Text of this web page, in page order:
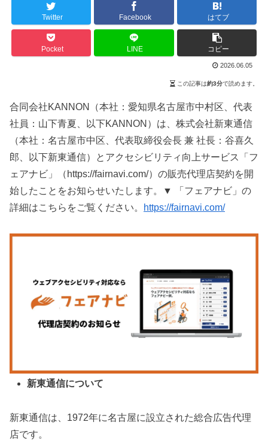
Twitter Facebook はてブ
Pocket LINE コピー
2026.06.05
この記事は約3分で読めます。
合同会社KANNON（本社：愛知県名古屋市中村区、代表
社員：山下青夏、以下KANNON）は、株式会社新東通信
（本社：名古屋市中区、代表取締役会長 兼 社長：谷喜久
郎、以下新東通信）とアクセシビリティ向上サービス「フ
ェアナビ」（https://fairnavi.com/）の販売代理店契約を開
始したことをお知らせいたします。▼ 「フェアナビ」の
詳細はこちらをご覧ください。
https://fairnavi.com/
新東通信について
新東通信は、1972年に名古屋に設立された総合広告代理
店です。